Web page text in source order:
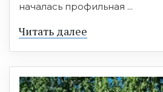
началась профильная ...
Читать далее